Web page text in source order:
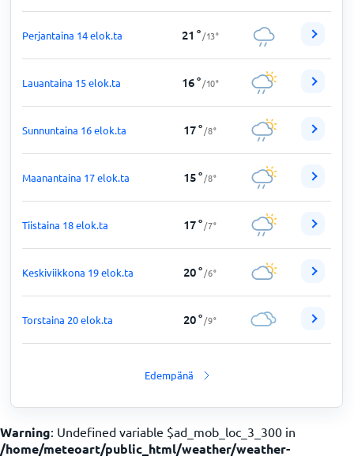
Perjantaina 14 elok.ta 21 ° /13°
Lauantaina 15 elok.ta 16° /10°
Sunnuntaina 16 elok.ta 17° /8°
Maanantaina 17 elok.ta 15° /8°
Tiistaina 18 elok.ta 17° /7°
Keskiviikkona 19 elok.ta 20° /6°
Torstaina 20 elok.ta 20° /9°
Edempänä
Warning: Undefined variable $ad_mob_loc_3_300 in
/home/meteoart/public_html/weather/weather-